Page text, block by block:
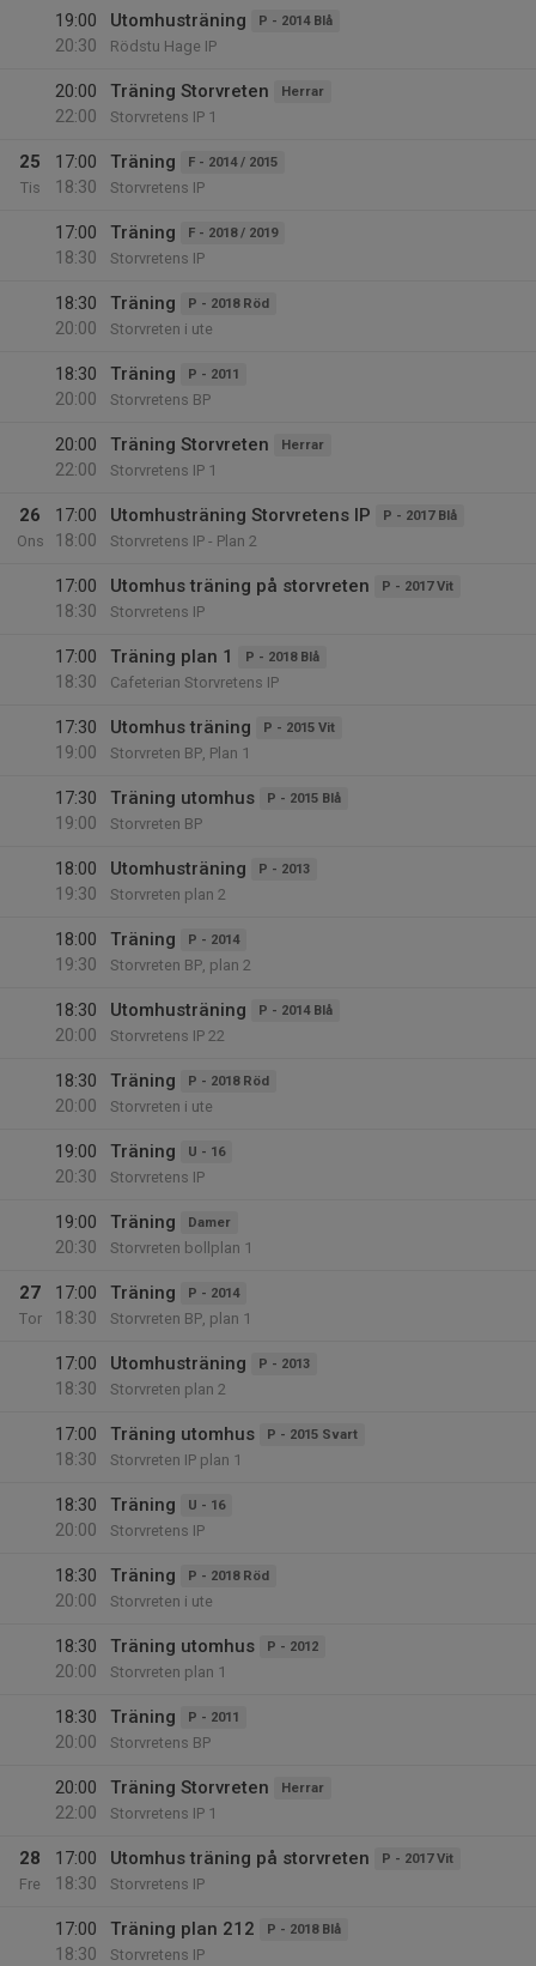
19:00
20:30
Utomhusträning P - 2014 Blå
Rödstu Hage IP
20:00
22:00
Träning Storvreten Herrar
Storvretens IP 1
25
Tis
17:00
18:30
Träning F - 2014 / 2015
Storvretens IP
17:00
18:30
Träning F - 2018 / 2019
Storvretens IP
18:30
20:00
Träning P - 2018 Röd
Storvreten i ute
18:30
20:00
Träning P - 2011
Storvretens BP
20:00
22:00
Träning Storvreten Herrar
Storvretens IP 1
26
Ons
17:00
18:00
Utomhusträning Storvretens IP P - 2017 Blå
Storvretens IP - Plan 2
17:00
18:30
Utomhus träning på storvreten P - 2017 Vit
Storvretens IP
17:00
18:30
Träning plan 1 P - 2018 Blå
Cafeterian Storvretens IP
17:30
19:00
Utomhus träning P - 2015 Vit
Storvreten BP, Plan 1
17:30
19:00
Träning utomhus P - 2015 Blå
Storvreten BP
18:00
19:30
Utomhusträning P - 2013
Storvreten plan 2
18:00
19:30
Träning P - 2014
Storvreten BP, plan 2
18:30
20:00
Utomhusträning P - 2014 Blå
Storvretens IP 22
18:30
20:00
Träning P - 2018 Röd
Storvreten i ute
19:00
20:30
Träning U - 16
Storvretens IP
19:00
20:30
Träning Damer
Storvreten bollplan 1
27
Tor
17:00
18:30
Träning P - 2014
Storvreten BP, plan 1
17:00
18:30
Utomhusträning P - 2013
Storvreten plan 2
17:00
18:30
Träning utomhus P - 2015 Svart
Storvreten IP plan 1
18:30
20:00
Träning U - 16
Storvretens IP
18:30
20:00
Träning P - 2018 Röd
Storvreten i ute
18:30
20:00
Träning utomhus P - 2012
Storvreten plan 1
18:30
20:00
Träning P - 2011
Storvretens BP
20:00
22:00
Träning Storvreten Herrar
Storvretens IP 1
28
Fre
17:00
18:30
Utomhus träning på storvreten P - 2017 Vit
Storvretens IP
17:00
18:30
Träning plan 212 P - 2018 Blå
Storvretens IP